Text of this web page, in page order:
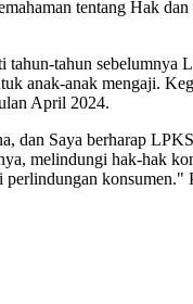
tentang Hak
tahun
anak-anak mengaji.
April 2024.
dan Saya berharap
melindungi hak-hak
perlindungan